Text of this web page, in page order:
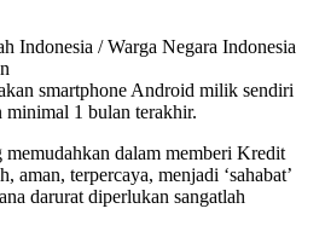
Indonesia / Warga Negara Indonesia
smartphone Android milik sendiri
1 bulan terakhir.
dalam memberi Kredit
aman, terpercaya, menjadi ‘sahabat’
darurat diperlukan sangatlah